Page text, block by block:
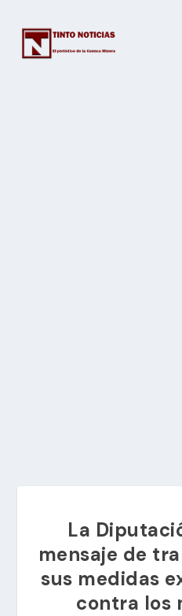
La
mensaje de
sus medidas
contra los